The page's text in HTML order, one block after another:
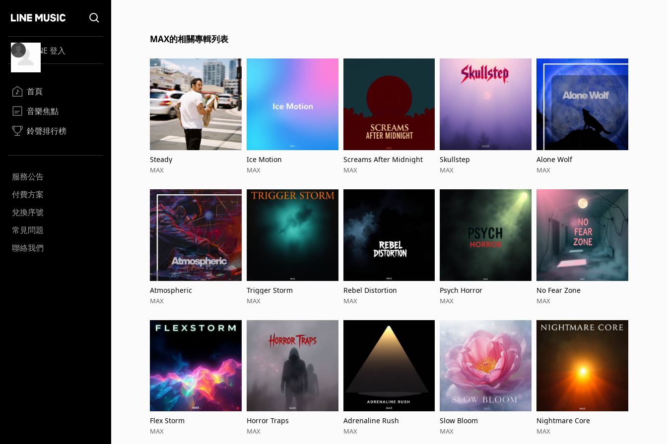
LINE 登入
首頁
音樂焦點
鈴聲排行榜
服務公告
付費方案
兌換序號
常見問題
聯絡我們
MAX的相關專輯列表
Steady
MAX
Ice Motion
MAX
Screams After Midnight
MAX
Skullstep
MAX
Alone Wolf
MAX
Atmospheric
MAX
Trigger Storm
MAX
Rebel Distortion
MAX
Psych Horror
MAX
No Fear Zone
MAX
Flex Storm
MAX
Horror Traps
MAX
Adrenaline Rush
MAX
Slow Bloom
MAX
Nightmare Core
MAX